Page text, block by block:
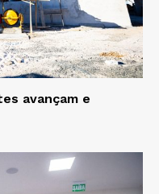
avançam e